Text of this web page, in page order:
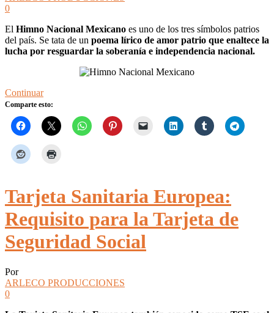
0
El Himno Nacional Mexicano es uno de los tres símbolos patrios
del país. Se tata de un poema lírico de amor patrio que enaltece la
lucha por resguardar la soberanía e independencia nacional.
Continuar
Comparte esto:
Tarjeta Sanitaria Europea:
Requisito para la Tarjeta de
Seguridad Social
Por
ARLECO PRODUCCIONES
0